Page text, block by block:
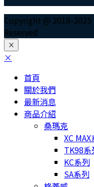
Copyright @ 2018-
Reserved
×
×
首頁
關於我們
最新消息
商品介紹
桑瑪克
XC
TK98系
KC系列
SA系列